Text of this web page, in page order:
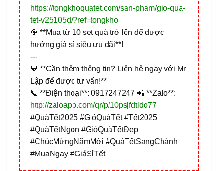
https://tongkhoquatet.com/san-pham/gio-qua-
tet-v25105d/?ref=tongkho
🎯 **Mua từ 10 set quà trở lên để được
hưởng giá sỉ siêu ưu đãi**!
---
💬 **Cần thêm thông tin? Liên hệ ngay với Mr
Lập để được tư vấn!**
📞 **Điện thoại**: 0917247247 📲 **Zalo**:
http://zaloapp.com/qr/p/10psjfdtldo77
#QuàTết2025 #GiỏQuàTết #Tết2025
#QuàTếtNgon #GiỏQuàTếtĐẹp
#ChúcMừngNămMới #QuàTếtSangChảnh
#MuaNgay #GiáSỉTết